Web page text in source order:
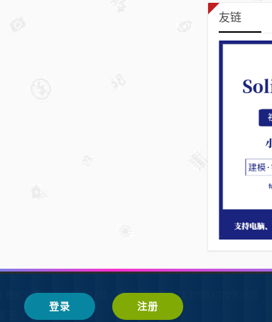
友链
鲁ICP备2021002287号-1鲁公网安备 37132902372928号
Z-BlogPHP 搭建
登录 注册